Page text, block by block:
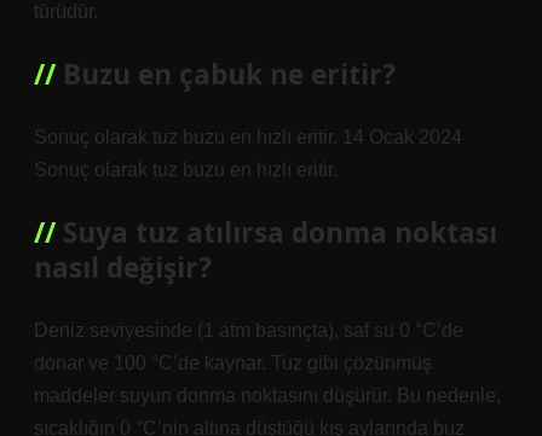
türüdür.
Buzu en çabuk ne eritir?
Sonuç olarak tuz buzu en hızlı eritir. 14 Ocak 2024
Sonuç olarak tuz buzu en hızlı eritir.
Suya tuz atılırsa donma noktası
nasıl değişir?
Deniz seviyesinde (1 atm basınçta), saf su 0 °C’de
donar ve 100 °C’de kaynar. Tuz gibi çözünmüş
maddeler suyun donma noktasını düşürür. Bu nedenle,
sıcaklığın 0 °C’nin altına düştüğü kış aylarında buz